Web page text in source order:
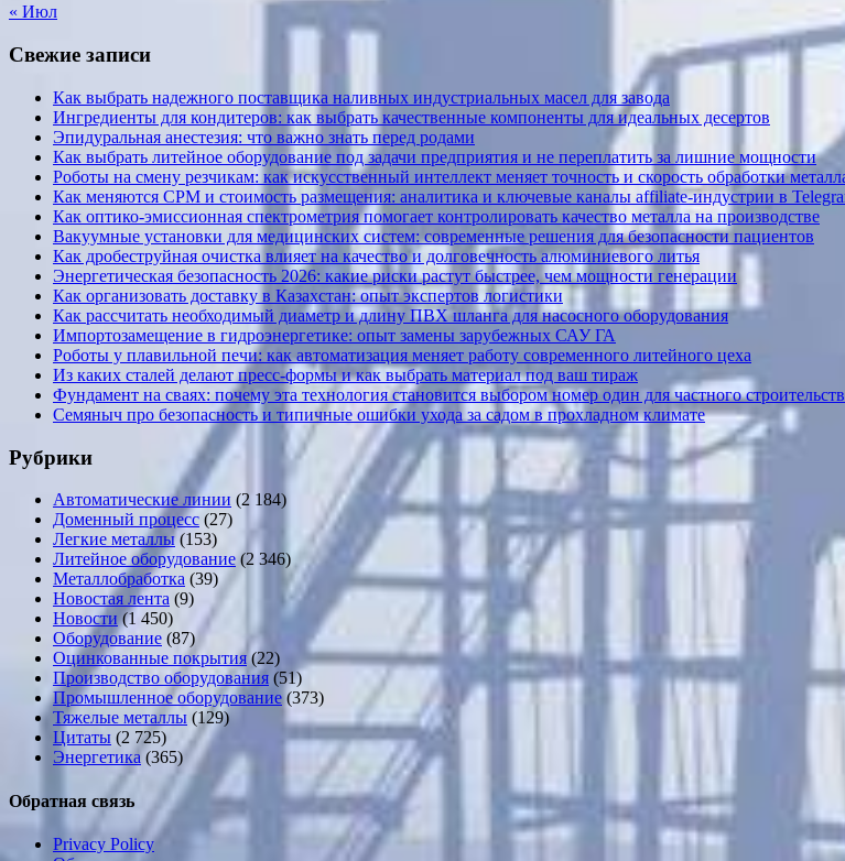
« Июл
Свежие записи
Как выбрать надежного поставщика наливных индустриальных масел для завода
Ингредиенты для кондитеров: как выбрать качественные компоненты для идеальных десертов
Эпидуральная анестезия: что важно знать перед родами
Как выбрать литейное оборудование под задачи предприятия и не переплатить за лишние мощности
Роботы на смену резчикам: как искусственный интеллект меняет точность и скорость обработки
Как меняются CPM и стоимость размещения: аналитика и ключевые каналы affiliate-индустрии в
Как оптико-эмиссионная спектрометрия помогает контролировать качество металла на производстве
Вакуумные установки для медицинских систем: современные решения для безопасности пациентов
Как дробеструйная очистка влияет на качество и долговечность алюминиевого литья
Энергетическая безопасность 2026: какие риски растут быстрее, чем мощности генерации
Как организовать доставку в Казахстан: опыт экспертов логистики
Как рассчитать необходимый диаметр и длину ПВХ шланга для насосного оборудования
Импортозамещение в гидроэнергетике: опыт замены зарубежных САУ ГА
Роботы у плавильной печи: как автоматизация меняет работу современного литейного цеха
Из каких сталей делают пресс-формы и как выбрать материал под ваш тираж
Фундамент на сваях: почему эта технология становится выбором номер один для частного
Семяныч про безопасность и типичные ошибки ухода за садом в прохладном климате
Рубрики
Автоматические линии (2 184)
Доменный процесс (27)
Легкие металлы(153)
Литейное оборудование (2 346)
Металлобработка (39)
Новостая лента (9)
Новости (1 450)
Оборудование (87)
Оцинкованные покрытия (22)
Производство оборудования (51)
Промышленное оборудование (373)
Тяжелые металлы (129)
Цитаты (2 725)
Энергетика (365)
Обратная связь
Privacy Policy